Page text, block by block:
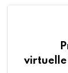
virtuelle